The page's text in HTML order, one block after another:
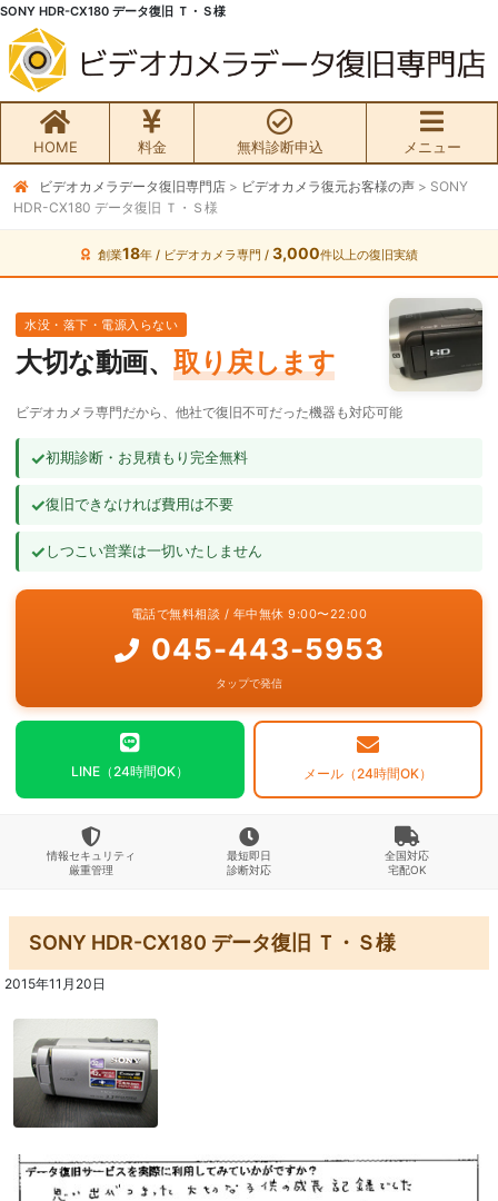
SONY HDR-CX180 データ復旧 Ｔ・Ｓ様
HOME 料金 無料診断申込 メニュー
無料初期診断お申込み
ビデオカメラ データ復旧HOME
料金・メニュー
サービスの流れ
よくあるご質問
ビデオカメラデータ復旧専門店 > ビデオカメラ復元お客様の声 > SONY
HDR-CX180 データ復旧 Ｔ・Ｓ様
創業18年 / ビデオカメラ専門 / 3,000件以上の復旧実績
水没・落下・電源入らない
大切な動画、 取り戻します
ビデオカメラ専門だから、他社で復旧不可だった機器も対応可能
✓初期診断・お見積もり完全無料
✓復旧できなければ費用は不要
✓しつこい営業は一切いたしません
電話で無料相談 / 年中無休 9:00〜22:00
045-443-5953
タップで発信
LINE（24時間OK） メール（24時間OK）
情報セキュリティ
厳重管理
最短即日
診断対応
全国対応
宅配OK
SONY HDR-CX180 データ復旧 Ｔ・Ｓ様
2015年11月20日